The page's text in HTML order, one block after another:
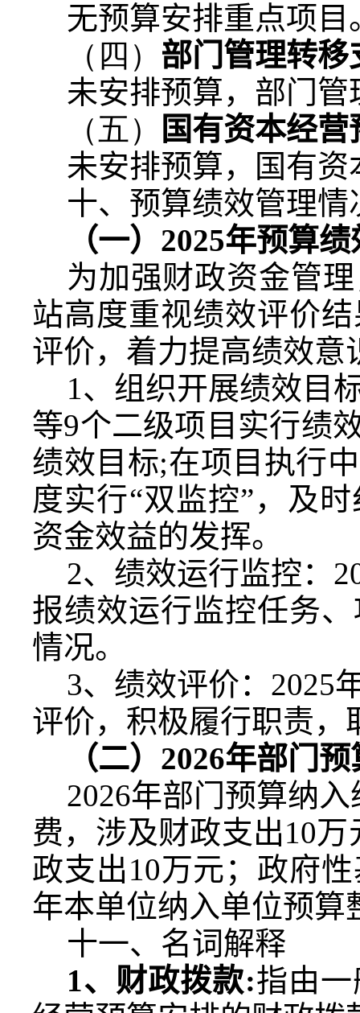
无预算安排重点项目
（四） 部门管理转移
未安排预算，部门
（五）
国有资本经
未安排预算，国有
十、预算绩效管理情
（一） 2025年预算
为加强财政资金管
站高度重视绩效评价
评价，着力提高绩效意
1、组织开展绩效目
等9个二级项目实行绩
绩效目标;在项目执行
度实行“双监控”，及
资金效益的发挥。
2、绩效运行监控：
报绩效运行监控任务
情况。
3、绩效评价： 2025
评价，积极履行职责，
（二） 2026年部门
2026年部门预算纳
费，涉及财政支出10万
政支出10万元；政府
年本单位纳入单位预算
十一、名词解释
1、财政拨款:指由